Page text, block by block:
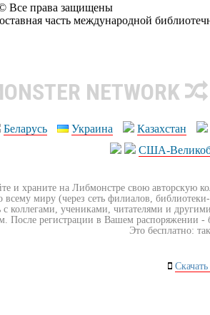
Все права защищены
часть международной
NETWORK
Беларусь Украина Казахстан
США-
и храните на Либмонстре свою авторскую
всему миру (через сеть филиалов,
коллегами, учениками, читателями и
После регистрации в Вашем распоряжении -
Это бесплатно: